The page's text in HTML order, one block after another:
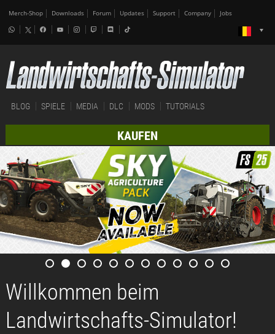
Merch-Shop Downloads Forum Updates Support Company Jobs
BLOG SPIELE MEDIA DLC MODS TUTORIALS
KAUFEN
Willkommen beim
Landwirtschafts-Simulator!